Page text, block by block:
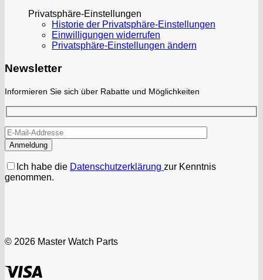
Privatsphäre-Einstellungen
Historie der Privatsphäre-Einstellungen
Einwilligungen widerrufen
Privatsphäre-Einstellungen ändern
Newsletter
Informieren Sie sich über Rabatte und Möglichkeiten
Ich habe die Datenschutzerklärung zur Kenntnis
genommen.
© 2026 Master Watch Parts